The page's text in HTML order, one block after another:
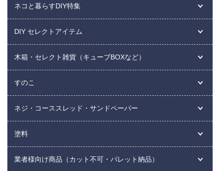
ネコと暮らすDIY特集
DIY セレクトアイテム
木箱・セレクト雑貨（キューブBOXなど）
すのこ
ネジ・コーススレッド・サンドペーパー
塗料
業者様向け商品（カット不可・パレット納品）